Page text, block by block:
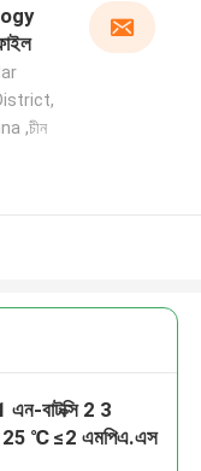
,চীন
এন-বাটক্সি 2 3
25 ℃ ≤2 এমপিএ.এস